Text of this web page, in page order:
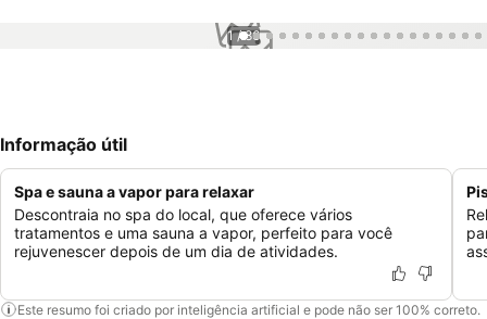
1 / 86
Informação útil
Spa e sauna a vapor para relaxar
Descontraia no spa do local, que oferece vários
tratamentos e uma sauna a vapor, perfeito para você
rejuvenescer depois de um dia de atividades.
Este resumo foi criado por inteligência artificial e pode não ser 100% correto.